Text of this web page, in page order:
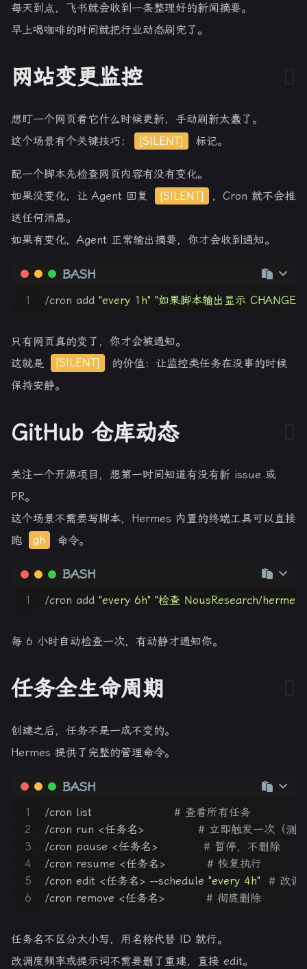
每天到点，飞书就会收到一条整理好的新闻摘要。
早上喝咖啡的时间就把行业动态刷完了。
网站变更监控
想盯一个网页看它什么时候更新，手动刷新太蠢了。
这个场景有个关键技巧：
[SILENT] 标记。
配一个脚本先检查网页内容有没有变化。
如果没变化，让 Agent 回复
[SILENT]
，Cron 就不会推
送任何消息。
如果有变化，Agent 正常输出摘要，你才会收到通知。
BASH
1 /cron add "every 1h" "如果脚本输出显示 CHANGE
只有网页真的变了，你才会被通知。
这就是
[SILENT]
的价值：让监控类任务在没事的时候
保持安静。
GitHub 仓库动态
关注一个开源项目，想第一时间知道有没有新 issue 或
PR。
这个场景不需要写脚本，Hermes 内置的终端工具可以直接
跑
gh 命令。
BASH
1 /cron add "every 6h" "检查 NousResearch/
每 6 小时自动检查一次，有动静才通知你。
任务全生命周期
创建之后，任务不是一成不变的。
Hermes 提供了完整的管理命令。
BASH
1
2
3
4
5
6
/cron list # 查看所有任务
/cron run <任务名> # 立即触发一次（测
/cron pause <任务名> # 暂停，不删除
/cron resume <任务名> # 恢复执行
/cron edit <任务名> --schedule "every 4h"
# 改调
/cron remove <任务名> # 彻底删除
任务名不区分大小写，用名称代替 ID 就行。
改调度频率或提示词不需要删了重建，直接 edit。